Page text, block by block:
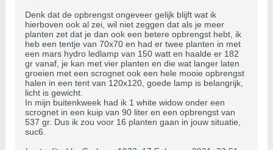
Denk dat de opbrengst ongeveer gelijk blijft wat ik
hierboven ook al zei, wil niet zeggen dat als je meer
planten zet dat je dan ook een betere opbrengst hebt, ik
heb een tentje van 70x70 en had er twee planten in met
een mars hydro ledlamp van 150 watt en haalde er 182
gr vanaf, je kan met vier planten en die wat langer laten
groeien met een scrognet ook een hele mooie opbrengst
halen in een tent van 120x120, goede lamp is belangrijk,
licht is gewicht.
In mijn buitenkweek had ik 1 white widow onder een
scrognet in een kuip van 90 liter en een opbrengst van
537 gr. Dus ik zou voor 16 planten gaan in jouw situatie,
suc6.